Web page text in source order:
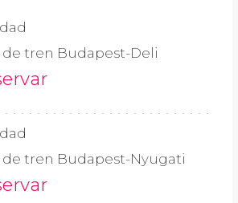
de tren Budapest-Deli
de tren Budapest-Nyugati